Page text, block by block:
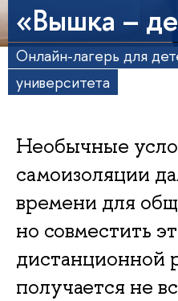
«Вышка –
Онлайн-лагерь для
университета
Необычные
самоизоляции
времени для
но совместить
дистанционной
получается не